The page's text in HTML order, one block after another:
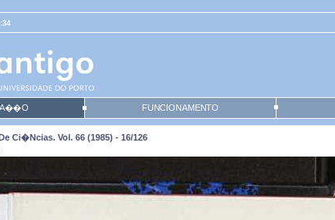
FUNCIONAMENTO
Ci�ncias. Vol. 66 (1985) - 16/126